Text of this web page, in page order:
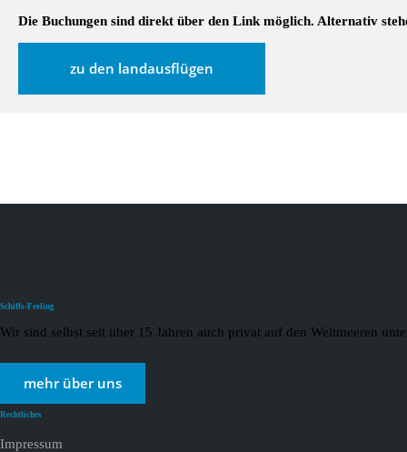
Die Buchungen sind direkt über den Link möglich. Alternativ
zu den landausflügen
Schiffs-Feeling
Wir sind selbst seit über 15 Jahren auch privat auf den Weltmeeren
mehr über uns
Rechtliches
Impressum